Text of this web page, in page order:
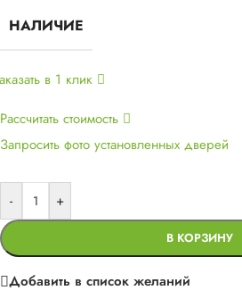
НАЛИЧИЕ
в 1 клик
Рассчитать стоимость
Запросить фото установленных дверей
- +
В КОРЗИНУ
Добавить в список желаний